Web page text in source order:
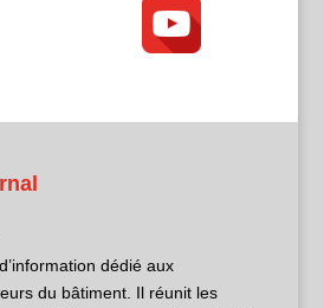
dédié aux
du bâtiment. Il réunit les